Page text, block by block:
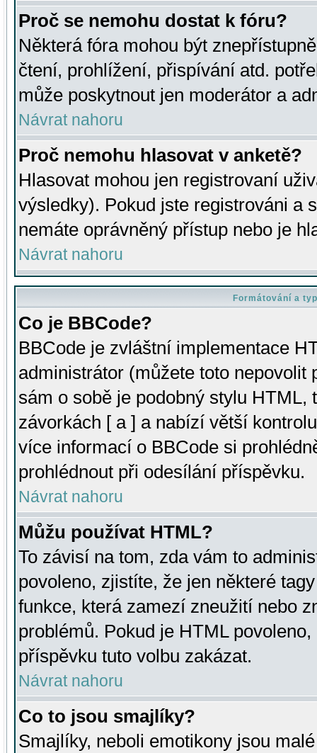
Proč se nemohu dostat k fóru?
Některá fóra mohou být
čtení, prohlížení, přispívání atd.
může poskytnout jen moderátor a
Návrat nahoru
Proč nemohu hlasovat v anketě?
Hlasovat mohou jen registrovaní
výsledky). Pokud jste registrováni a
nemáte oprávněný přístup nebo je
Návrat nahoru
Formátování a
Co je BBCode?
BBCode je zvláštní implementace
administrátor (můžete toto
sám o sobě je podobný stylu HTML,
závorkách [ a ] a nabízí větší
více informací o BBCode si
prohlédnout při odesílání příspěvku.
Návrat nahoru
Můžu používat HTML?
To závisí na tom, zda vám to
povoleno, zjistíte, že jen některé
funkce, která zamezí zneužití nebo
problémů. Pokud je HTML
příspěvku tuto volbu zakázat.
Návrat nahoru
Co to jsou smajlíky?
Smajlíky, neboli emotikony jsou